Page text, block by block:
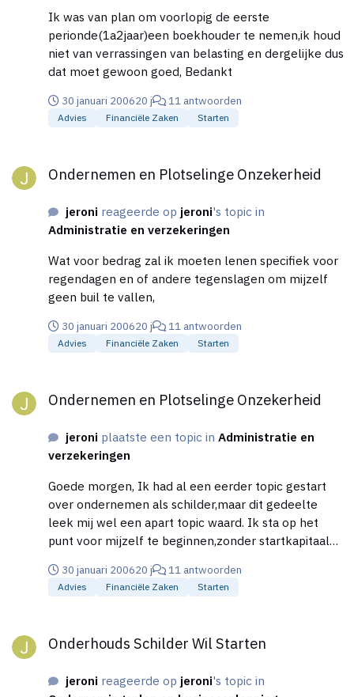
Ik was van plan om voorlopig de eerste
perionde(1a2jaar)een boekhouder te nemen,ik houd
niet van verrassingen van belasting en dergelijke dus
dat moet gewoon goed, Bedankt
30 januari 200620 j 11 antwoorden
Advies Financiële Zaken Starten
Ondernemen en Plotselinge Onzekerheid
jeroni reageerde op jeroni's topic in
Administratie en verzekeringen
Wat voor bedrag zal ik moeten lenen specifiek voor
regendagen en of andere tegenslagen om mijzelf
geen buil te vallen,
30 januari 200620 j 11 antwoorden
Advies Financiële Zaken Starten
Ondernemen en Plotselinge Onzekerheid
jeroni plaatste een topic inAdministratie en
verzekeringen
Goede morgen, Ik had al een eerder topic gestart
over ondernemen als schilder,maar dit gedeelte
leek mij wel een apart topic waard. Ik sta op het
punt voor mijzelf te beginnen,zonder startkapitaal
echt wil,maar nu ben ik opeens vreselijk onzeker en
er gaat van alles door mijn hoofd,en ik wil weten
mij bezig, -Schilder is nogal Seizoens gebonden,wat
ben,en het gaat een paar dagen regenen dan weet
30 januari 200620 j 11 antwoorden
Advies Financiële Zaken Starten
Onderhouds Schilder Wil Starten
jeroni reageerde op jeroni's topic in